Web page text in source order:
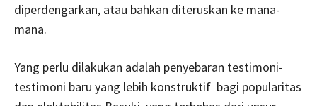
diperdengarkan, atau bahkan diteruskan ke mana-
mana.
Yang perlu dilakukan adalah penyebaran testimoni-
testimoni baru yang lebih konstruktif bagi popularitas